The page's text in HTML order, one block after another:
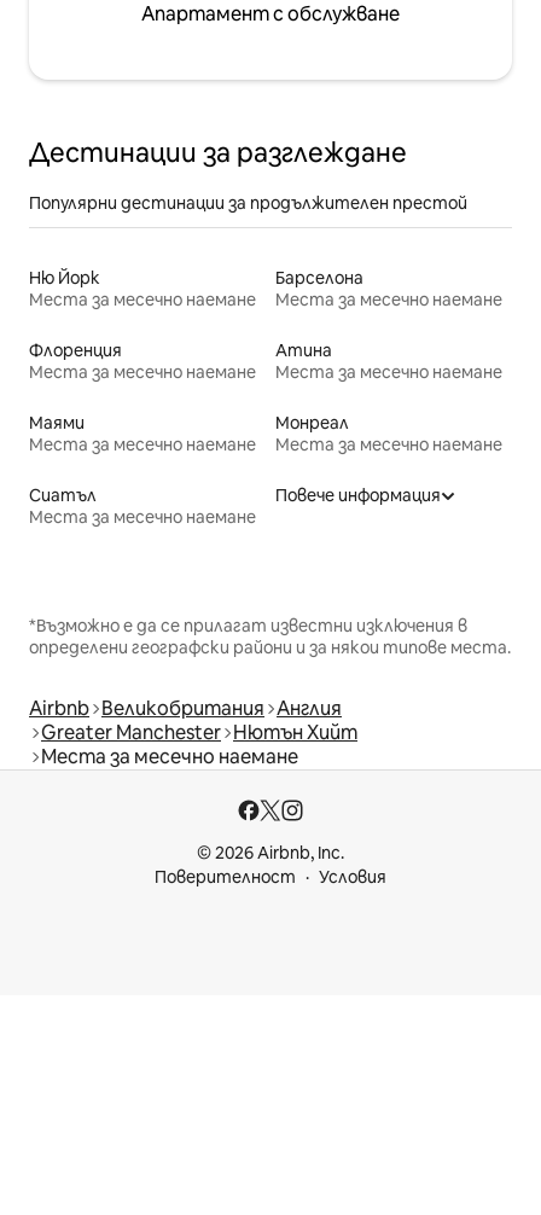
Апартамент с обслужване
Дестинации за разглеждане
Популярни дестинации за продължителен престой
Ню Йорк
Места за месечно наемане
Барселона
Места за месечно наемане
Флоренция
Места за месечно наемане
Атина
Места за месечно наемане
Маями
Места за месечно наемане
Монреал
Места за месечно наемане
Сиатъл
Места за месечно наемане
Повече информация
*Възможно е да се прилагат известни изключения в
определени географски райони и за някои типове места.
Airbnb Великобритания Англия
Greater Manchester Нютън Хийт
Места за месечно наемане
© 2026 Airbnb, Inc.
Поверителност
Условия